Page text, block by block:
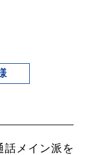
話メイン派を